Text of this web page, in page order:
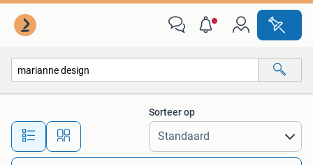
Alle afstanden…
Sorteer op